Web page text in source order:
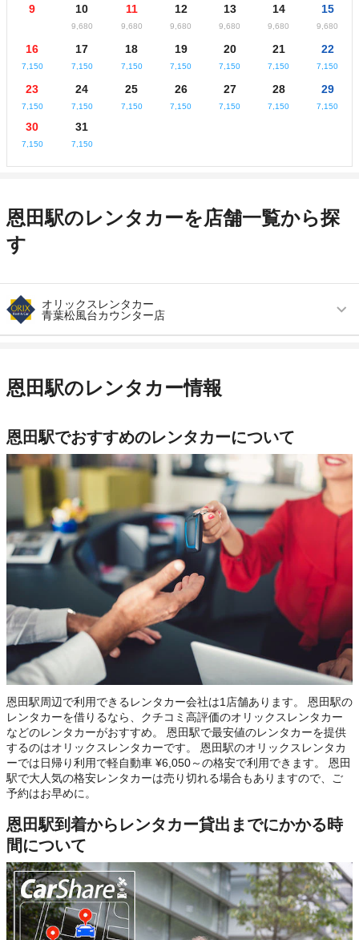
9 10
9,680
11
9,680
12
9,680
13
9,680
14
9,680
15
9,680
16
7,150
17
7,150
18
7,150
19
7,150
20
7,150
21
7,150
22
7,150
23
7,150
24
7,150
25
7,150
26
7,150
27
7,150
28
7,150
29
7,150
30
7,150
31
7,150
恩田駅のレンタカーを店舗一覧から探
す
オリックスレンタカー
青葉松風台カウンター店
アクセス 青葉台駅より徒歩で約12分（送迎なし）
店舗詳細 店舗詳細ページはこちら
この店舗でレンタカーを探す
恩田駅のレンタカー情報
恩田駅でおすすめのレンタカーについて
恩田駅周辺で利用できるレンタカー会社は1店舗あります。 恩田駅の
レンタカーを借りるなら、クチコミ高評価のオリックスレンタカー
などのレンタカーがおすすめ。 恩田駅で最安値のレンタカーを提供
するのはオリックスレンタカーです。 恩田駅のオリックスレンタカ
ーでは日帰り利用で軽自動車 ¥6,050～の格安で利用できます。 恩田
駅で大人気の格安レンタカーは売り切れる場合もありますので、ご
予約はお早めに。
恩田駅到着からレンタカー貸出までにかかる時
間について